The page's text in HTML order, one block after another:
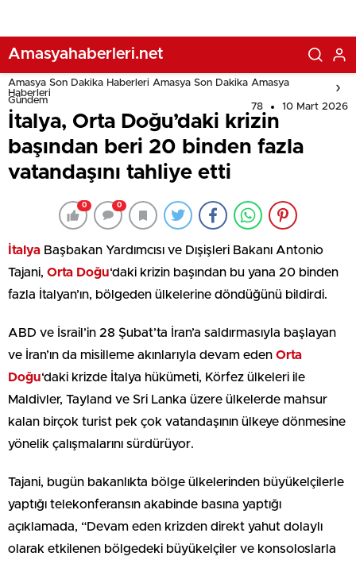
Amasyahaberleri.net
Amasya Son Dakika Haberleri Amasya Son Dakika Amasya
Haberleri
Gündem
78 10 Mart 2026
İtalya, Orta Doğu’daki krizin
başından beri 20 binden fazla
vatandaşını tahliye etti
0 0
İtalya Başbakan Yardımcısı ve Dışişleri Bakanı Antonio
Tajani, Orta Doğu‘daki krizin başından bu yana 20 binden
fazla İtalyan’ın, bölgeden ülkelerine döndüğünü bildirdi.
ABD ve İsrail’in 28 Şubat’ta İran’a saldırmasıyla başlayan
ve İran’ın da misilleme akınlarıyla devam eden Orta
Doğu‘daki krizde İtalya hükümeti, Körfez ülkeleri ile
Maldivler, Tayland ve Sri Lanka üzere ülkelerde mahsur
kalan birçok turist pek çok vatandaşının ülkeye dönmesine
yönelik çalışmalarını sürdürüyor.
Tajani, bugün bakanlıkta bölge ülkelerinden büyükelçilerle
yaptığı telekonferansın akabinde basına yaptığı
açıklamada, “Devam eden krizden direkt yahut dolaylı
olarak etkilenen bölgedeki büyükelçiler ve konsoloslarla